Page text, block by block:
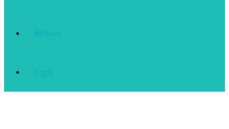
Belépés
Profil